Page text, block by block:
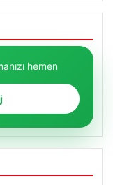
hemen